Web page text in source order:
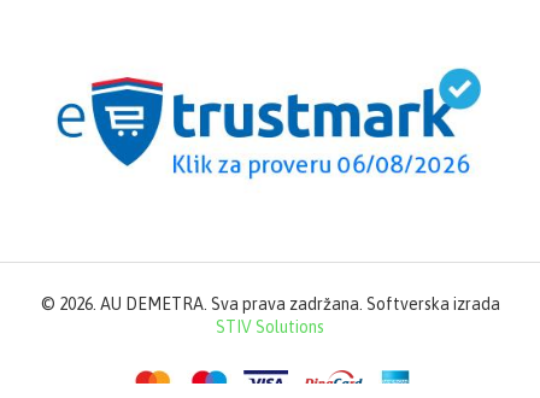
© 2026. AU DEMETRA. Sva prava zadržana. Softverska izrada
STIV Solutions